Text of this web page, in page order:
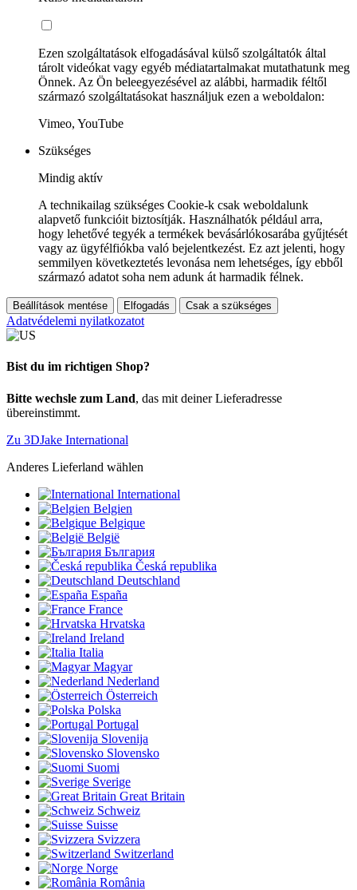
Ezen szolgáltatások elfogadásával külső szolgáltatók által
tárolt videókat vagy egyéb médiatartalmakat mutathatunk meg
Önnek. Az Ön beleegyezésével az alábbi, harmadik féltől
származó szolgáltatásokat használjuk ezen a weboldalon:
Vimeo, YouTube
Szükséges
Mindig aktív
A technikailag szükséges Cookie-k csak weboldalunk
alapvető funkcióit biztosítják. Használhatók például arra,
hogy lehetővé tegyék a termékek bevásárlókosarába gyűjtését
vagy az ügyfélfiókba való bejelentkezést. Ez azt jelenti, hogy
semmilyen következtetés levonása nem lehetséges, így ebből
származó adatot soha nem adunk át harmadik félnek.
Beállítások mentése Elfogadás Csak a szükséges
Adatvédelemi nyilatkozatot
Bist du im richtigen Shop?
Bitte wechsle zum Land, das mit deiner Lieferadresse
übereinstimmt.
Zu 3DJake International
Anderes Lieferland wählen
International
Belgien
Belgique
België
България
Česká republika
Deutschland
España
France
Hrvatska
Ireland
Italia
Magyar
Nederland
Österreich
Polska
Portugal
Slovenija
Slovensko
Suomi
Sverige
Great Britain
Schweiz
Suisse
Svizzera
Switzerland
Norge
România